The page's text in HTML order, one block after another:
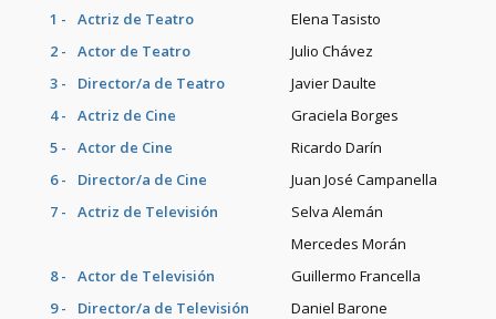
1 - Actriz de Teatro
Elena Tasisto
2 -
Actor de Teatro
Julio Chávez
3 -
Director/a de Teatro
Javier Daulte
4 -
Actriz de Cine
Graciela Borges
5 -
Actor de Cine
Ricardo Darín
6 -
Director/a de Cine
Juan José Campanella
7 -
Actriz de Televisión
Selva Alemán
Mercedes Morán
8 -
Actor de Televisión
Guillermo Francella
9 -
Director/a de Televisión
Daniel Barone